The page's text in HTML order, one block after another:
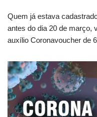
Quem já estava
antes do dia 20 de março,
auxílio Coronavoucher de